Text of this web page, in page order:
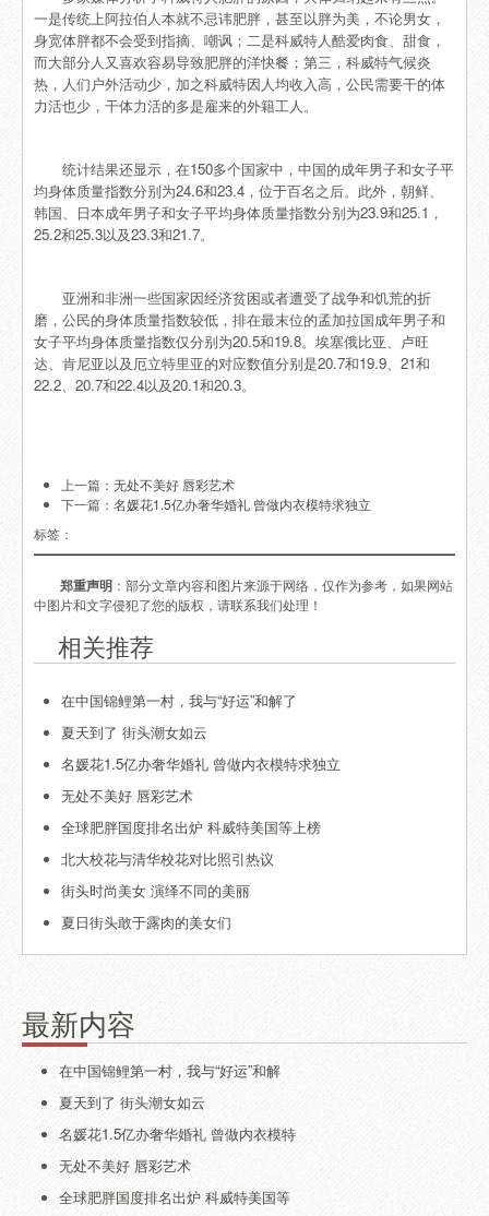
一是传统上阿拉伯人本就不忌讳肥胖，甚至以胖为美，不论男女，
身宽体胖都不会受到指摘、嘲讽；二是科威特人酷爱肉食、甜食，
而大部分人又喜欢容易导致肥胖的洋快餐；第三，科威特气候炎
热，人们户外活动少，加之科威特因人均收入高，公民需要干的体
力活也少，干体力活的多是雇来的外籍工人。
统计结果还显示，在150多个国家中，中国的成年男子和女子平
均身体质量指数分别为24.6和23.4，位于百名之后。此外，朝鲜、
韩国、日本成年男子和女子平均身体质量指数分别为23.9和25.1，
25.2和25.3以及23.3和21.7。
亚洲和非洲一些国家因经济贫困或者遭受了战争和饥荒的折
磨，公民的身体质量指数较低，排在最末位的孟加拉国成年男子和
女子平均身体质量指数仅分别为20.5和19.8。埃塞俄比亚、卢旺
达、肯尼亚以及厄立特里亚的对应数值分别是20.7和19.9、21和
22.2、20.7和22.4以及20.1和20.3。
上一篇： 无处不美好 唇彩艺术
下一篇： 名媛花1.5亿办奢华婚礼 曾做内衣模特求独立
标签：
郑重声明 ：部分文章内容和图片来源于网络，仅作为参考，如果网站
中图片和文字侵犯了您的版权，请联系我们处理！
相关推荐
在中国锦鲤第一村，我与“好运”和解了
夏天到了 街头潮女如云
名媛花1.5亿办奢华婚礼 曾做内衣模特求独立
无处不美好 唇彩艺术
全球肥胖国度排名出炉 科威特美国等上榜
北大校花与清华校花对比照引热议
街头时尚美女 演绎不同的美丽
夏日街头敢于露肉的美女们
最新内容
在中国锦鲤第一村，我与“好运”和解
夏天到了 街头潮女如云
名媛花1.5亿办奢华婚礼 曾做内衣模特
无处不美好 唇彩艺术
全球肥胖国度排名出炉 科威特美国等